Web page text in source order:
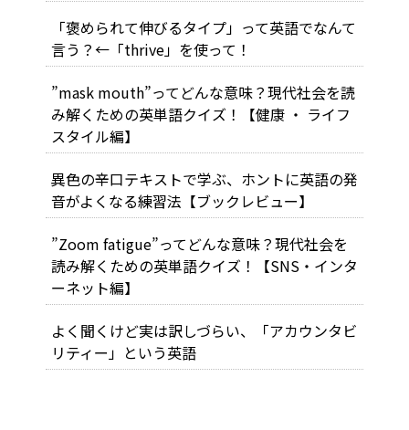
「褒められて伸びるタイプ」って英語でなんて
言う？←「thrive」を使って！
”mask mouth”ってどんな意味？現代社会を読
み解くための英単語クイズ！【健康 ・ ライフ
スタイル編】
異色の辛口テキストで学ぶ、ホントに英語の発
音がよくなる練習法【ブックレビュー】
”Zoom fatigue”ってどんな意味？現代社会を
読み解くための英単語クイズ！【SNS・インタ
ーネット編】
よく聞くけど実は訳しづらい、「アカウンタビ
リティー」という英語